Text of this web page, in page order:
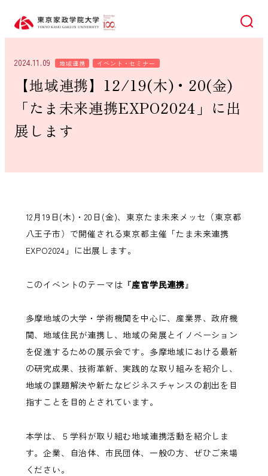
検索
2024.11.09 地域連携 イベント・セミナー
【地域連携】12/19(木)・20(金)
「たま未来連携EXPO2024」に出
展します
12月19日(木)・20日(金)、東京たま未来メッセ（東京都
八王子市）で開催される東京都主催「たま未来連携
EXPO2024」に出展します。
このイベントのテーマは『産官学民連携 』
多摩地域の大学・学術機関を中心に、産業界、政府機
関、地域住民が連携し、地域の発展とイノベーション
を促進するための展示会です。多摩地域における最新
の研究成果、技術革新、実践的な取り組みを紹介し、
地域の課題解決や新たなビジネスチャンスの創出を目
指すことを目的とされています。
本学は、５学科が取り組む地域連携活動を紹介しま
す。企業、自治体、市民団体、一般の方、ぜひご来場
ください。